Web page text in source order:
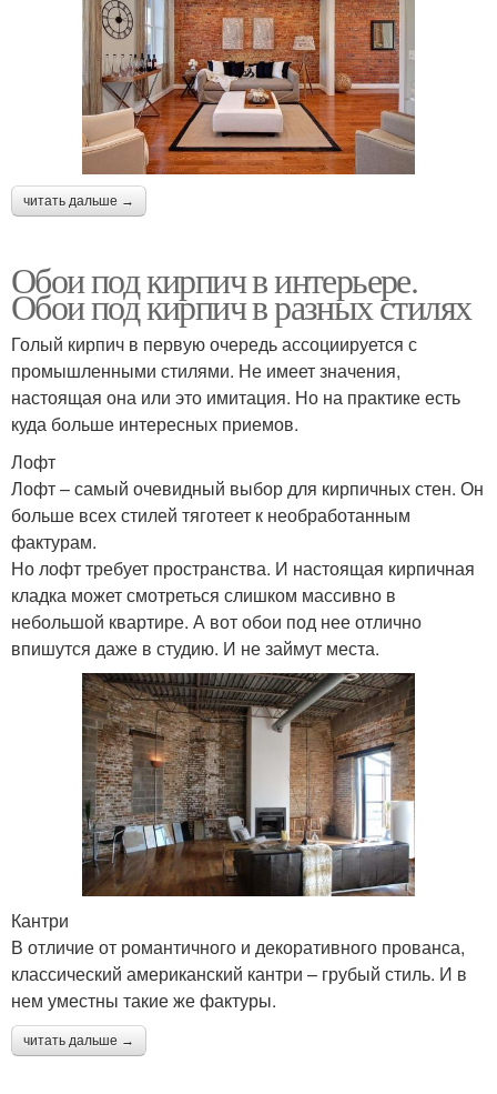
читать дальше →
Обои под кирпич в интерьере.
Обои под кирпич в разных стилях
Голый кирпич в первую очередь ассоциируется с
промышленными стилями. Не имеет значения,
настоящая она или это имитация. Но на практике есть
куда больше интересных приемов.
Лофт
Лофт – самый очевидный выбор для кирпичных стен. Он
больше всех стилей тяготеет к необработанным
фактурам.
Но лофт требует пространства. И настоящая кирпичная
кладка может смотреться слишком массивно в
небольшой квартире. А вот обои под нее отлично
впишутся даже в студию. И не займут места.
Кантри
В отличие от романтичного и декоративного прованса,
классический американский кантри – грубый стиль. И в
нем уместны такие же фактуры.
читать дальше →